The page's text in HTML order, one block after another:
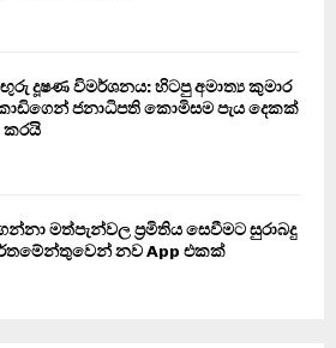
දූෂණ විමර්ශනය: හිටපු අමාත්‍ය කුමාර
ජනාධිපති කොමිසම පැය දෙකක්
කරයි
මත්පැන්වල ප්‍රමිතිය සෙවීමට සුරාබදු
නව App එකක්